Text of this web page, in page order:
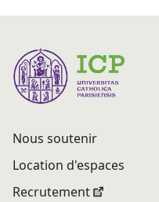
Nous soutenir
Location d'espaces
Recrutement